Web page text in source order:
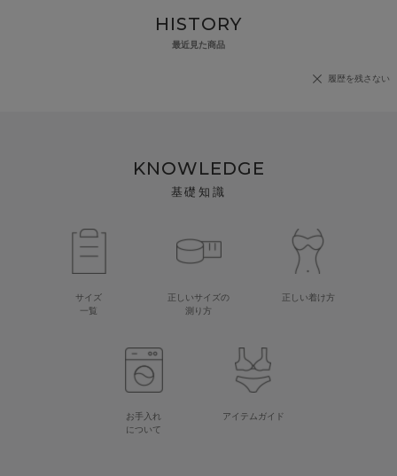
HISTORY
最近見た商品
履歴を残さない
KNOWLEDGE
基礎知識
サイズ
一覧
正しいサイズの
測り方
正しい着け方
お手入れ
について
アイテムガイド